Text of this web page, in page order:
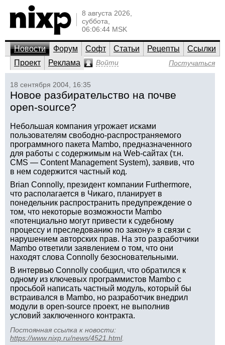
8 августа 2026,
суббота,
06:06:44 MSK
Новости Форум Софт Статьи Рецепты
Ссылки
Проект
Реклама Войти Постучаться
18 сентября 2004, 16:35
Новое разбирательство на почве
open-source?
Небольшая компания угрожает исками
пользователям свободно-распространяемого
программного пакета Mambo, предназначенного
для работы с содержимым на Web-сайтах (т.н.
CMS — Content Management System), заявив, что
в нем содержится частный код.
Brian Connolly, президент компании Furthermore,
что располагается в Чикаго, планирует в
понедельник распространить предупреждение о
том, что некоторые возможности Mambo
«потенциально могут привести к судебному
процессу и преследованию по закону» в связи с
нарушением авторских прав. На это разработчики
Mambo ответили заявлением о том, что они
находят слова Connolly безосновательными.
В интервью Connolly сообщил, что обратился к
одному из ключевых программистов Mambo с
просьбой написать частный модуль, который бы
встраивался в Mambo, но разработчик внедрил
модули в open-source проект, не выполнив
условий заключенного контракта.
Постоянная ссылка к новости:
https://www.nixp.ru/news/4521.html.